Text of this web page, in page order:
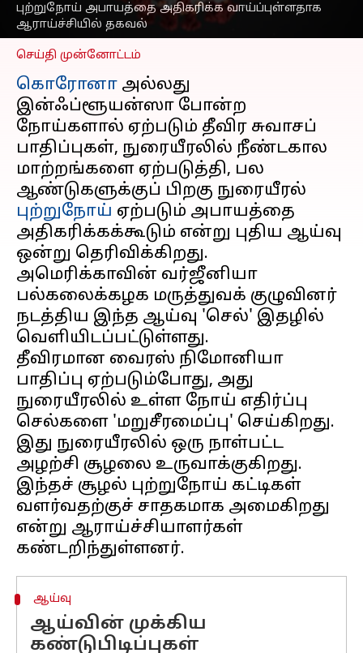
புற்றுநோய் அபாயத்தை அதிகரிக்க வாய்ப்புள்ளதாக
ஆராய்ச்சியில் தகவல்
எழுதியவர் Sekar Chinnappan Mar 15, 2026 10:15 am
செய்தி முன்னோட்டம்
கொரோனா அல்லது
இன்ஃப்ளூயன்ஸா போன்ற
நோய்களால் ஏற்படும் தீவிர சுவாசப்
பாதிப்புகள், நுரையீரலில் நீண்டகால
மாற்றங்களை ஏற்படுத்தி, பல
ஆண்டுகளுக்குப் பிறகு நுரையீரல்
புற்றுநோய் ஏற்படும் அபாயத்தை
அதிகரிக்கக்கூடும் என்று புதிய ஆய்வு
ஒன்று தெரிவிக்கிறது.
அமெரிக்காவின் வர்ஜீனியா
பல்கலைக்கழக மருத்துவக் குழுவினர்
நடத்திய இந்த ஆய்வு 'செல்' இதழில்
வெளியிடப்பட்டுள்ளது.
தீவிரமான வைரஸ் நிமோனியா
பாதிப்பு ஏற்படும்போது, அது
நுரையீரலில் உள்ள நோய் எதிர்ப்பு
செல்களை 'மறுசீரமைப்பு' செய்கிறது.
இது நுரையீரலில் ஒரு நாள்பட்ட
அழற்சி சூழலை உருவாக்குகிறது.
இந்தச் சூழல் புற்றுநோய் கட்டிகள்
வளர்வதற்குச் சாதகமாக அமைகிறது
என்று ஆராய்ச்சியாளர்கள்
ஆய்வு
ஆய்வின் முக்கிய
கண்டுபிடிப்புகள்